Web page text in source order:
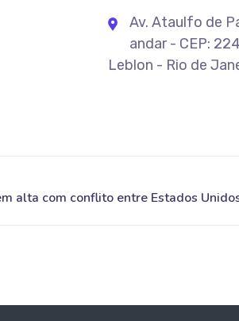
Av. Ataulfo de
andar - CEP:
Leblon - Rio de